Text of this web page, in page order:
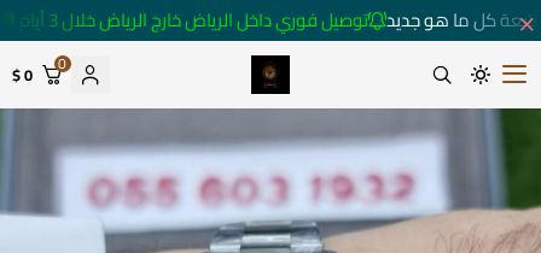
كل ما هو جديد توصيل فوري داخل الرياض خارج الرياض خلال 3 أيام 🚚
متجر ساعات رومانس
0
0 $